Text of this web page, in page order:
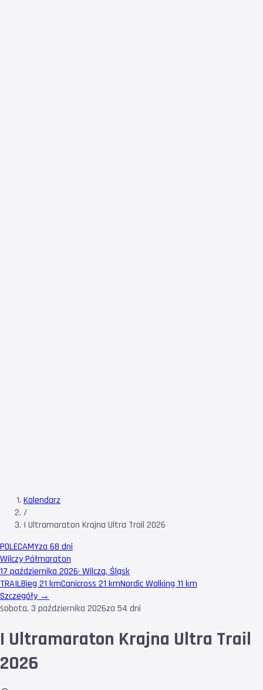
Kalendarz
/
I Ultramaraton Krajna Ultra Trail 2026
POLECAMYza 68 dni
Wilczy Półmaraton
17 października 2026· Wilcza, Śląsk
TRAILBieg 21 kmCanicross 21 kmNordic Walking 11 km
Szczegóły →
sobota, 3 października 2026za 54 dni
I Ultramaraton Krajna Ultra Trail
2026